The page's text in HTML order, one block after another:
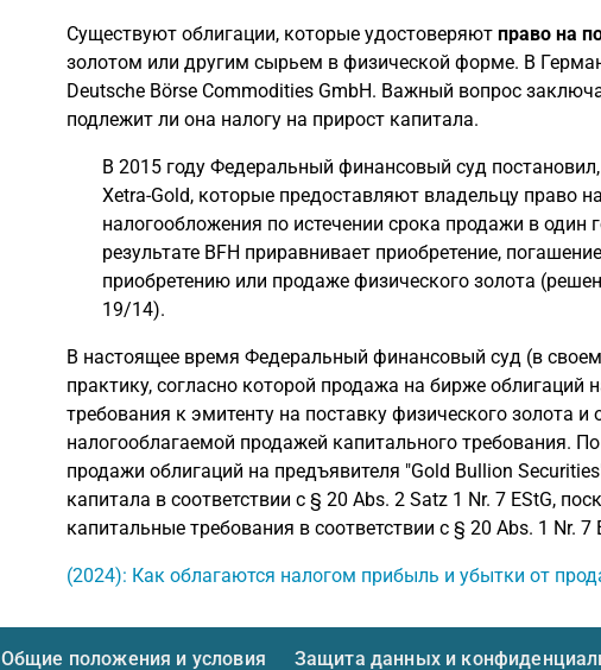
Существуют облигации, которые удостоверяют право на
золотом или другим сырьем в физической форме. В
Deutsche Börse Commodities GmbH. Важный вопрос
подлежит ли она налогу на прирост капитала.
В 2015 году Федеральный финансовый суд
Xetra-Gold, которые предоставляют владельцу право
налогообложения по истечении срока продажи в
результате BFH приравнивает приобретение,
приобретению или продаже физического золота
19/14).
В настоящее время Федеральный финансовый суд (в
практику, согласно которой продажа на бирже облигаций
требования к эмитенту на поставку физического золота
налогооблагаемой продажей капитального требования.
продажи облигаций на предъявителя "Gold Bullion
капитала в соответствии с § 20 Abs. 2 Satz 1 Nr. 7 EStG,
капитальные требования в соответствии с § 20 Abs. 1 Nr. 7
(2024): Как облагаются налогом прибыль и убытки от
Общие положения и условия Защита данных и